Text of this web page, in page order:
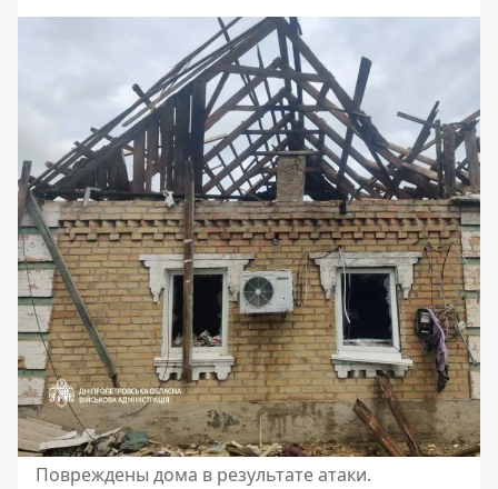
Повреждены дома в результате атаки.